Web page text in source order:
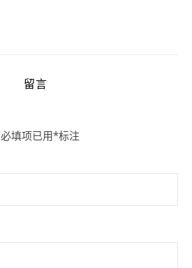
留言
必填项已用*标注